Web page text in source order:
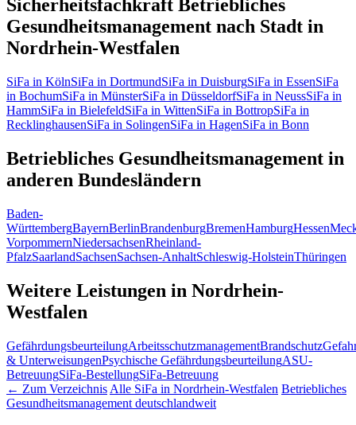
Sicherheitsfachkraft Betriebliches
Gesundheitsmanagement nach Stadt in
Nordrhein-Westfalen
SiFa in KölnSiFa in DortmundSiFa in DuisburgSiFa in EssenSiFa
in BochumSiFa in MünsterSiFa in DüsseldorfSiFa in NeussSiFa in
HammSiFa in BielefeldSiFa in WittenSiFa in BottropSiFa in
RecklinghausenSiFa in SolingenSiFa in HagenSiFa in Bonn
Betriebliches Gesundheitsmanagement in
anderen Bundesländern
Baden-
WürttembergBayernBerlinBrandenburgBremenHamburgHessen
VorpommernNiedersachsenRheinland-
PfalzSaarlandSachsenSachsen-AnhaltSchleswig-HolsteinThüringen
Weitere Leistungen in Nordrhein-
Westfalen
GefährdungsbeurteilungArbeitsschutzmanagementBrandschutz
& UnterweisungenPsychische GefährdungsbeurteilungASU-
BetreuungSiFa-BestellungSiFa-Betreuung
← Zum Verzeichnis Alle SiFa in Nordrhein-Westfalen Betriebliches
Gesundheitsmanagement deutschlandweit